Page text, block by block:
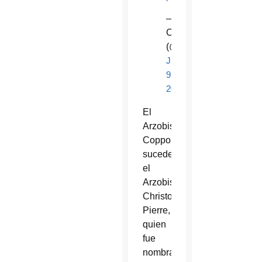
—
CEM
(@IglesiaMexico)
July
9,
2016
El
Arzobispo
Coppola
sucede
el
Arzobispo
Christophe
Pierre,
quien
fue
nombrado